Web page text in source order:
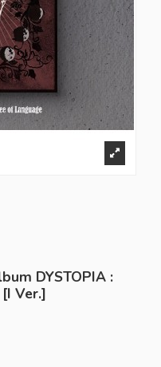
DYSTOPIA :
[I Ver.]